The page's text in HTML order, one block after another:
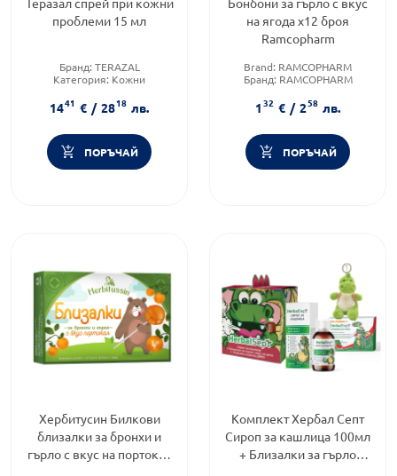
проблеми 15 мл
Бранд: TERAZAL
Категория: Кожни
Форма на продукта:спрей
1441 € / 2818 лв.
ПОРЪЧАЙ
на ягода х12 броя
Ramcopharm
Brand: RAMCOPHARM
Бранд: RAMCOPHARM
деца
132 € / 258 лв.
ПОРЪЧАЙ
Хербитусин Билкови
близалки за бронхи и
гърло с вкус на портокал
Комплект Хербал Септ
Сироп за кашлица 100мл
+ Близалки за гърло